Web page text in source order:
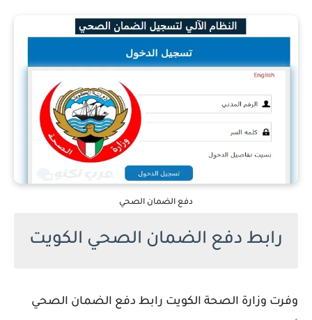
دفع الضمان الصحي
رابط دفع الضمان الصحي الكويت
وفرت وزارة الصحة الكويت رابط دفع الضمان الصحي